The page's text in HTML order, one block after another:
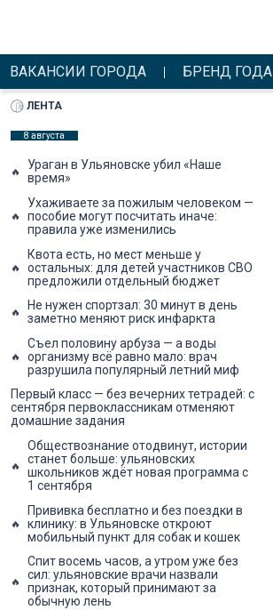
ВАКАНСИИ ГОРОДА БРЕНД ГОДА
ЛЕНТА
8 августа
Ураган в Ульяновске убил «Наше
время»
Ухаживаете за пожилым человеком —
пособие могут посчитать иначе:
правила уже изменились
Квота есть, но мест меньше у
остальных: для детей участников СВО
предложили отдельный бюджет
Не нужен спортзал: 30 минут в день
заметно меняют риск инфаркта
Съел половину арбуза — а воды
организму всё равно мало: врач
разрушила популярный летний миф
Первый класс — без вечерних тетрадей: с
сентября первоклассникам отменяют
домашние задания
Обществознание отодвинут, истории
станет больше: ульяновских
школьников ждёт новая программа с
1 сентября
Прививка бесплатно и без поездки в
клинику: в Ульяновске откроют
мобильный пункт для собак и кошек
Спит восемь часов, а утром уже без
сил: ульяновские врачи назвали
признак, который принимают за
обычную лень